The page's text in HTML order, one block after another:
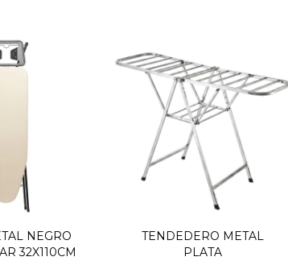
NEGRO
32X110CM
TENDEDERO METAL
PLATA